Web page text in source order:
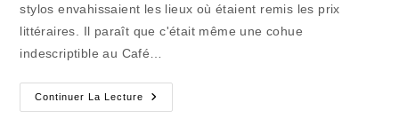
stylos envahissaient les lieux où étaient remis les prix
littéraires. Il paraît que c'était même une cohue
indescriptible au Café…
Continuer La Lecture
Ces
Livres